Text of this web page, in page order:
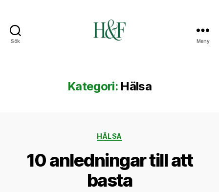
Sök Meny
Kategori: Hälsa
Kategorier
HÄLSA
10 anledningar till att
basta